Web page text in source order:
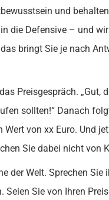
und
die Defensive – und
bringt Sie je nach
Preisgespräch.
sollten!“ Danach
von xx Euro. Und
Sie dabei nicht von
der Welt. Sprechen
Seien Sie von Ihren